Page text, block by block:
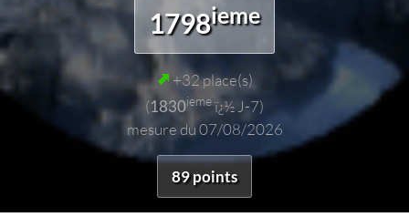
1798ieme
+32 place(s)
(1830iemeï¿½ J-7)
mesure du 07/08/2026
89 points